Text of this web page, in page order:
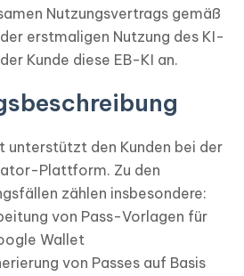
Nutzungsvertrags gemäß
erstmaligen Nutzung des KI-
Kunde diese EB-KI an.
den Kunden bei der
Plattform. Zu den
zählen insbesondere:
von Pass-Vorlagen für
Wallet
von Passes auf Basis